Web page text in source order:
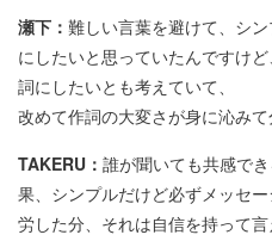
瀬下： 難しい言葉を避けて、シ
にしたいと思っていたんですけ
詞にしたいとも考えていて、
改めて作詞の大変さが身に沁みて
TAKERU： 誰が聞いても共感で
果、シンプルだけど必ずメッセ
労した分、それは自信を持って言